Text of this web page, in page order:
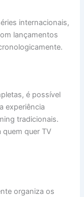
internacionais,
lançamentos
é possível
experiência
tradicionais.
quem quer TV
organiza os